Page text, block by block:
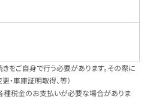
をご自身で行う必要があります。その際に
・車庫証明取得、等）
種税金のお支払いが必要な場合がありま